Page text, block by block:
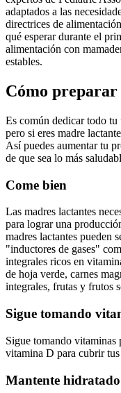
adaptados a las
directrices de
qué esperar durante el
alimentación con
estables.
Cómo
Es común dedicar todo
pero si eres madre
Así puedes aumentar tu
de que sea lo más
Come bien
Las madres lactantes
para lograr una
madres lactantes pueden
"inductores de gases"
integrales ricos en
de hoja verde, carnes
integrales, frutas y frutos
Sigue tomando
Sigue tomando vitaminas
vitamina D para cubrir
Mantente hidratado